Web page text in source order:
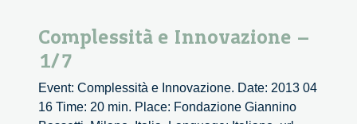
Complessità e Innovazione –
1/7
Event: Complessità e Innovazione. Date: 2013 04
16 Time: 20 min. Place: Fondazione Giannino